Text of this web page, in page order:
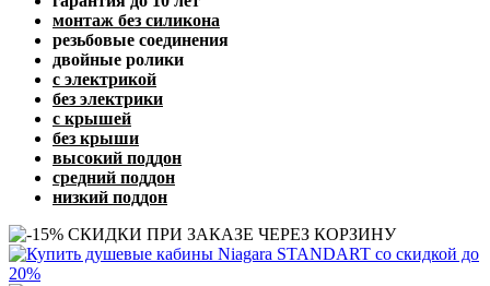
монтаж без силикона
резьбовые соединения
двойные ролики
с электрикой
без электрики
с крышей
без крыши
высокий поддон
средний поддон
низкий поддон